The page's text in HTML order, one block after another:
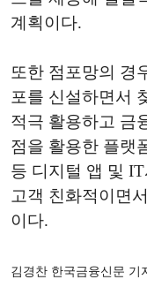
계획이다.
또한 점포망의 경
포를 신설하면서
적극 활용하고 금
점을 활용한 플랫
등 디지털 앱 및
고객 친화적이면
이다.
김경찬 한국금융신문 기